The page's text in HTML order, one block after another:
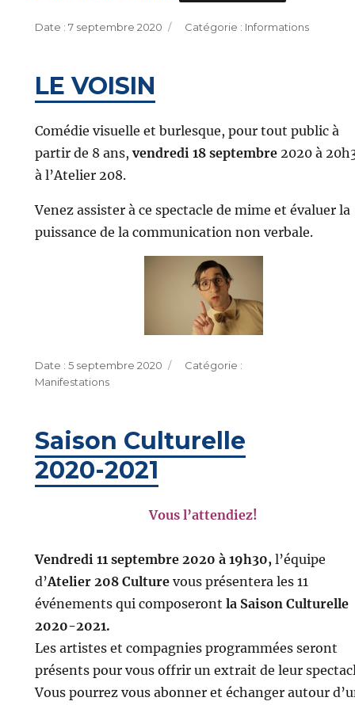
Publié
7 septembre 2020 Catégories
Informations
LE VOISIN
Comédie visuelle et burlesque, pour tout public à
partir de 8 ans, vendredi 18 septembre2020 à
à l’Atelier 208.
Venez assister à ce spectacle de mime et évaluer la
puissance de la communication non verbale.
Publié
le
5 septembre 2020
Catégories
Manifestations
Saison Culturelle
2020-2021
Vous l’attendiez!
Vendredi 11 septembre 2020 à 19h30, l’équipe
d’Atelier 208 Culturevous présentera les 11
événements qui composeront la Saison Culturelle
2020-2021.
Les artistes et compagnies programmées seront
présents pour vous offrir un extrait de leur
Vous pourrez vous abonner et échanger autour